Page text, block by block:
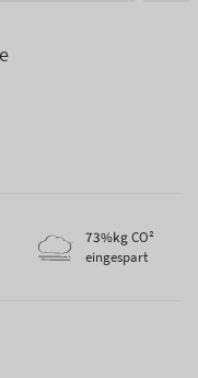
73%kgCO²
eingespart